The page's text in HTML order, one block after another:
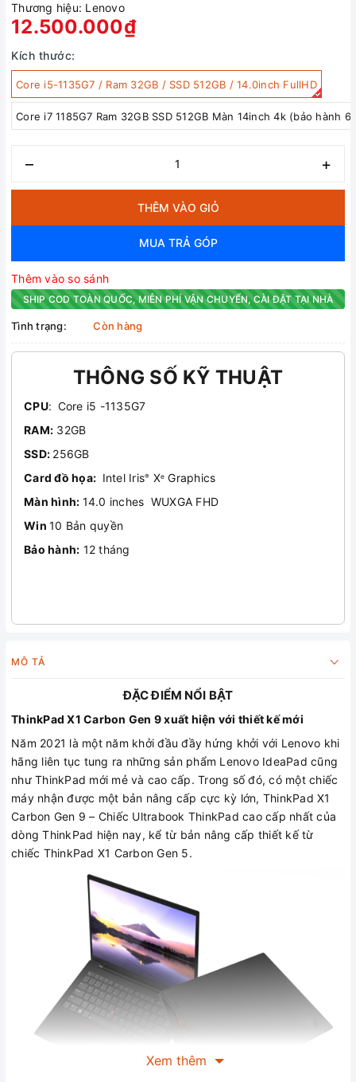
Thương hiệu: Lenovo
12.500.000₫
Kích thước:
Core i5-1135G7 / Ram 32GB / SSD 512GB / 14.0inch FullHD
Core i7 1185G7 Ram 32GB SSD 512GB Màn 14inch 4k (bảo hành
– +
THÊM VÀO GIỎ
MUA TRẢ GÓP
Thêm vào so sánh
SHIP COD TOÀN QUỐC, MIỄN PHÍ VẬN CHUYỂN, CÀI ĐẶT TẠI NHÀ
Tình trạng: Còn hàng
THÔNG SỐ KỸ THUẬT
CPU: Core i5 -1135G7
RAM: 32GB
SSD: 256GB
Card đồ họa: Intel Iris® Xe Graphics
Màn hình: 14.0 inches WUXGA FHD
Win 10 Bản quyền
Bảo hành: 12 tháng
MÔ TẢ
ĐẶC ĐIỂM NỔI BẬT
ThinkPad X1 Carbon Gen 9 xuất hiện với thiết kế mới
Năm 2021 là một năm khởi đầu đầy hứng khởi với Lenovo khi
hãng liên tục tung ra những sản phẩm Lenovo IdeaPad cũng
như ThinkPad mới mẻ và cao cấp. Trong số đó, có một chiếc
máy nhận được một bản nâng cấp cực kỳ lớn, ThinkPad X1
Carbon Gen 9 – Chiếc Ultrabook ThinkPad cao cấp nhất của
dòng ThinkPad hiện nay, kể từ bản nâng cấp thiết kế từ
chiếc ThinkPad X1 Carbon Gen 5.
Xem thêm